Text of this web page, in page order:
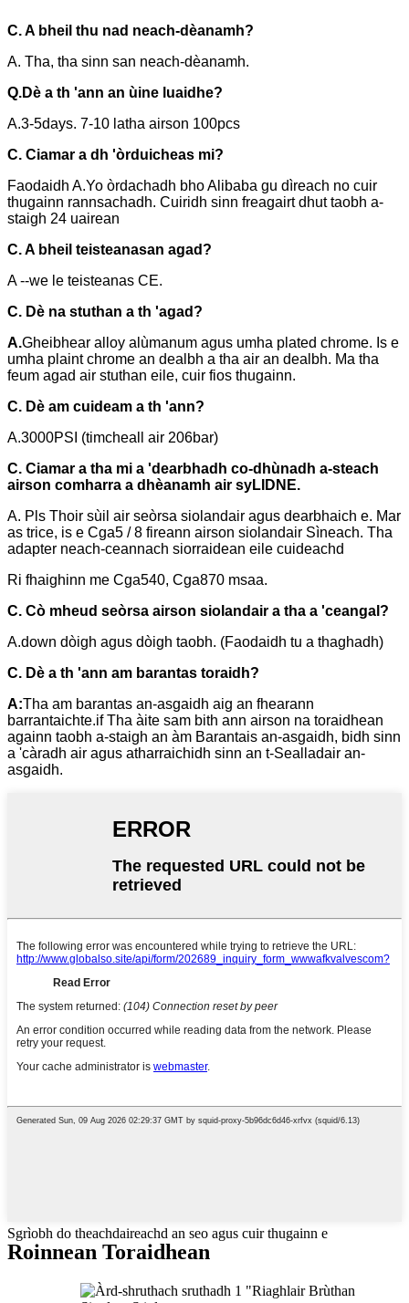
C. A bheil thu nad neach-dèanamh?
A. Tha, tha sinn san neach-dèanamh.
Q.Dè a th 'ann an ùine luaidhe?
A.3-5days. 7-10 latha airson 100pcs
C. Ciamar a dh 'òrduicheas mi?
Faodaidh A.Yo òrdachadh bho Alibaba gu dìreach no cuir
thugainn rannsachadh. Cuiridh sinn freagairt dhut taobh a-
staigh 24 uairean
C. A bheil teisteanasan agad?
A --we le teisteanas CE.
C. Dè na stuthan a th 'agad?
A.Gheibhear alloy alùmanum agus umha plated chrome. Is e
umha plaint chrome an dealbh a tha air an dealbh. Ma tha
feum agad air stuthan eile, cuir fios thugainn.
C. Dè am cuideam a th 'ann?
A.3000PSI (timcheall air 206bar)
C. Ciamar a tha mi a 'dearbhadh co-dhùnadh a-steach
airson comharra a dhèanamh air syLIDNE.
A. Pls Thoir sùil air seòrsa siolandair agus dearbhaich e. Mar
as trice, is e Cga5 / 8 fireann airson siolandair Sìneach. Tha
adapter neach-ceannach siorraidean eile cuideachd
Ri fhaighinn me Cga540, Cga870 msaa.
C. Cò mheud seòrsa airson siolandair a tha a 'ceangal?
A.down dòigh agus dòigh taobh. (Faodaidh tu a thaghadh)
C. Dè a th 'ann am barantas toraidh?
A:Tha am barantas an-asgaidh aig an fhearann ​​
barrantaichte.if Tha àite sam bith ann airson na toraidhean
againn taobh a-staigh an àm Barantais an-asgaidh, bidh sinn
a 'càradh air agus atharraichidh sinn an t-Sealladair an-
asgaidh.
Sgrìobh do theachdaireachd an seo agus cuir thugainn e
Roinnean Toraidhean